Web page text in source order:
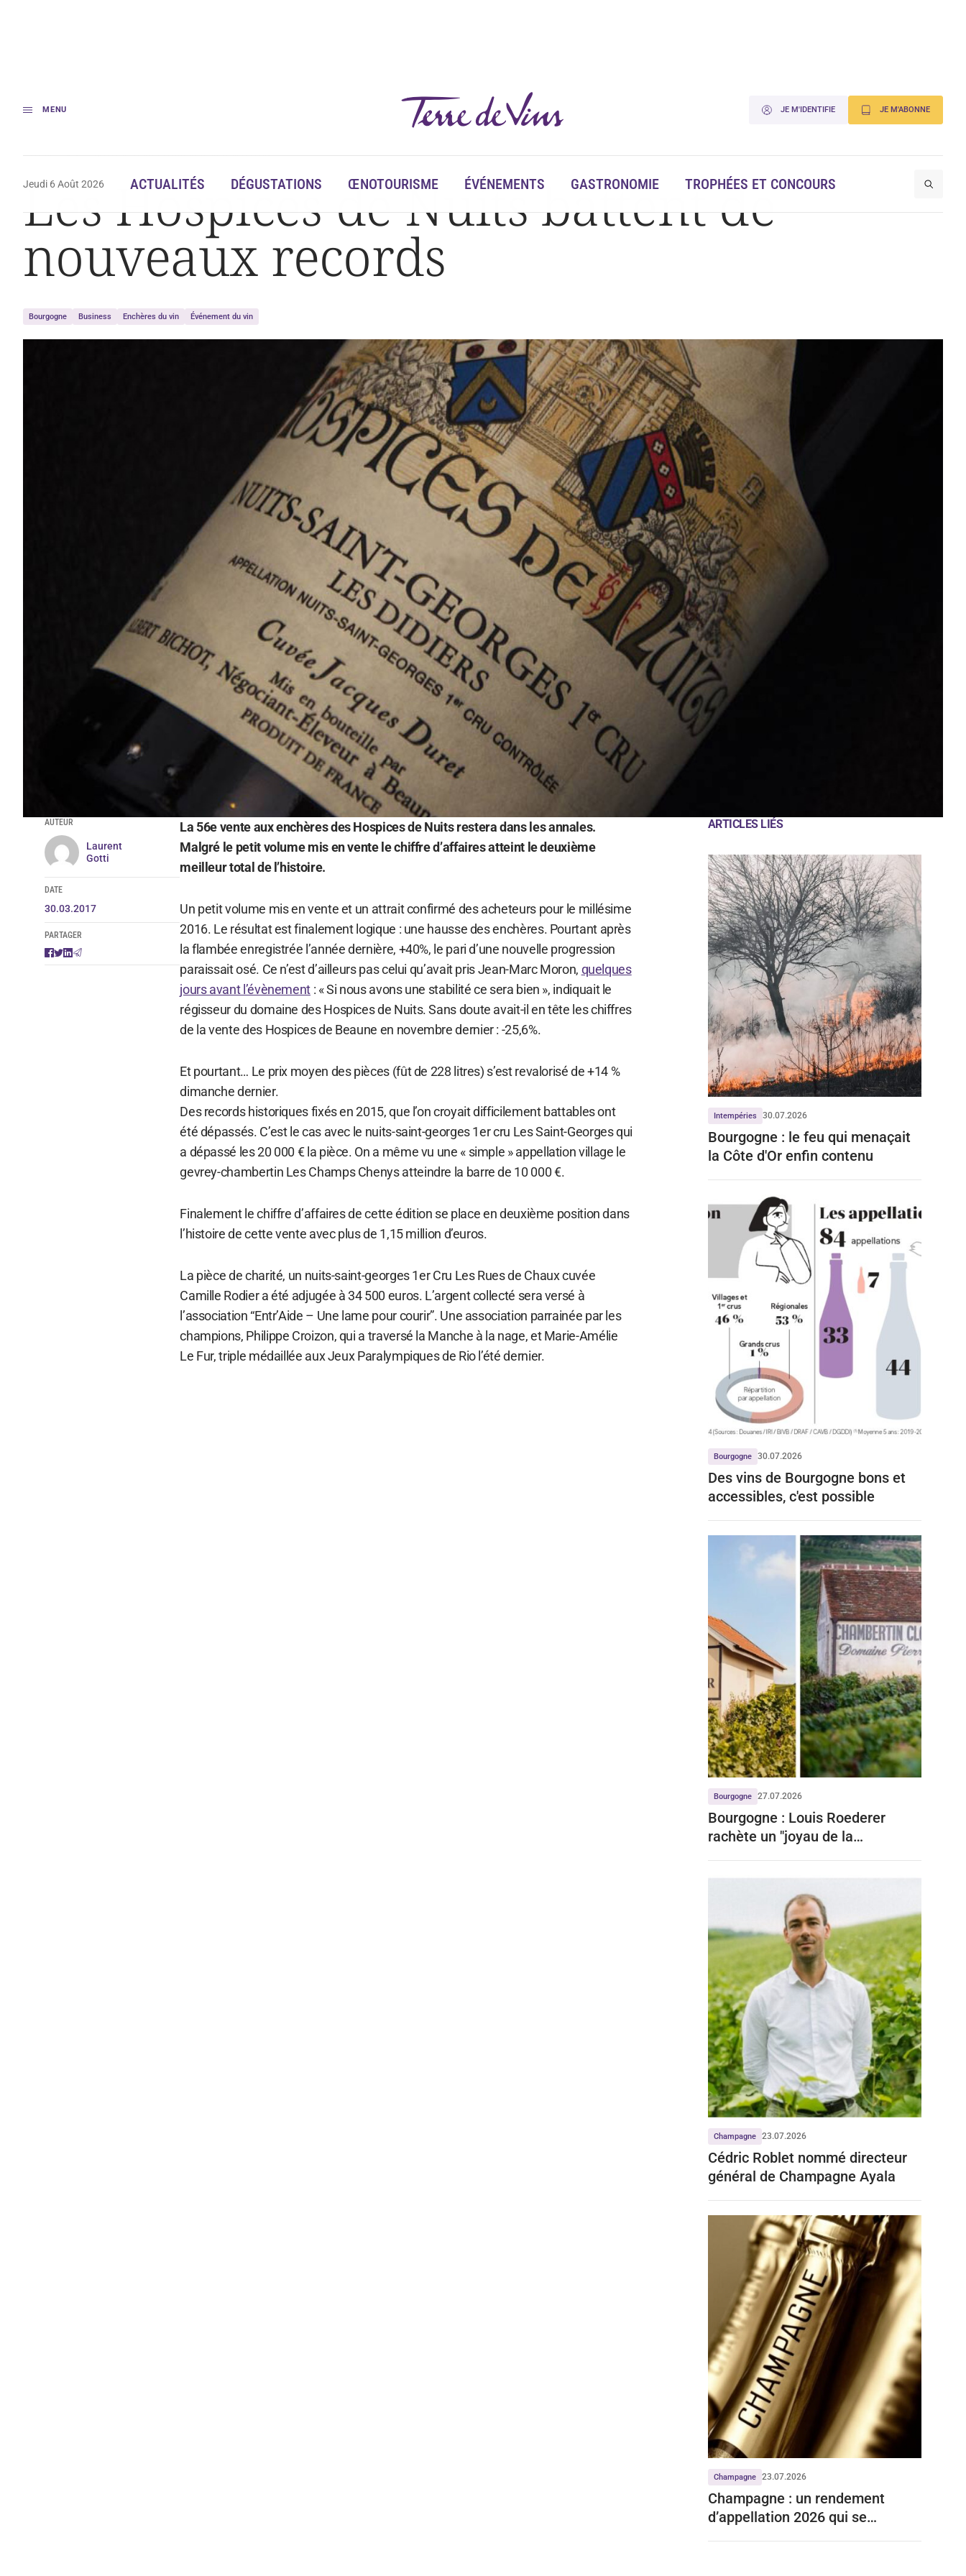
MENU JE M'IDENTIFIE JE M'ABONNE
Jeudi 6 Août 2026 ACTUALITÉS DÉGUSTATIONS ŒNOTOURISME ÉVÉNEMENTS GASTRONOMIE TROPHÉES ET CONCOURS
Accueil Les Hospices de Nuits battent de nouveaux records
Les Hospices de Nuits battent de
nouveaux records
Bourgogne Business Enchères du vin Événement du vin
AUTEUR
Laurent
Gotti
DATE
30.03.2017
PARTAGER
La 56e vente aux enchères des Hospices de Nuits restera dans les annales.
Malgré le petit volume mis en vente le chiffre d’affaires atteint le deuxième
meilleur total de l’histoire.
Un petit volume mis en vente et un attrait confirmé des acheteurs pour le millésime
2016. Le résultat est finalement logique : une hausse des enchères. Pourtant après
la flambée enregistrée l’année dernière, +40%, le pari d’une nouvelle progression
paraissait osé. Ce n’est d’ailleurs pas celui qu’avait pris Jean-Marc Moron, quelques
jours avant l’évènement : « Si nous avons une stabilité ce sera bien », indiquait le
régisseur du domaine des Hospices de Nuits. Sans doute avait-il en tête les chiffres
de la vente des Hospices de Beaune en novembre dernier : -25,6%.
Et pourtant… Le prix moyen des pièces (fût de 228 litres) s’est revalorisé de +14 %
dimanche dernier.
Des records historiques fixés en 2015, que l’on croyait difficilement battables ont
été dépassés. C’est le cas avec le nuits-saint-georges 1er cru Les Saint-Georges qui
a dépassé les 20 000 € la pièce. On a même vu une « simple » appellation village le
gevrey-chambertin Les Champs Chenys atteindre la barre de 10 000 €.
Finalement le chiffre d’affaires de cette édition se place en deuxième position dans
l’histoire de cette vente avec plus de 1,15 million d’euros.
La pièce de charité, un nuits-saint-georges 1er Cru Les Rues de Chaux cuvée
Camille Rodier a été adjugée à 34 500 euros. L’argent collecté sera versé à
l’association “Entr’Aide – Une lame pour courir”. Une association parrainée par les
champions, Philippe Croizon, qui a traversé la Manche à la nage, et Marie-Amélie
Le Fur, triple médaillée aux Jeux Paralympiques de Rio l’été dernier.
ARTICLES LIÉS
Intempéries 30.07.2026
Bourgogne : le feu qui menaçait
la Côte d'Or enfin contenu
Bourgogne 30.07.2026
Des vins de Bourgogne bons et
accessibles, c'est possible
Bourgogne 27.07.2026
Bourgogne : Louis Roederer
rachète un "joyau de la
Champagne 23.07.2026
Cédric Roblet nommé directeur
général de Champagne Ayala
Champagne 23.07.2026
Champagne : un rendement
d’appellation 2026 qui se